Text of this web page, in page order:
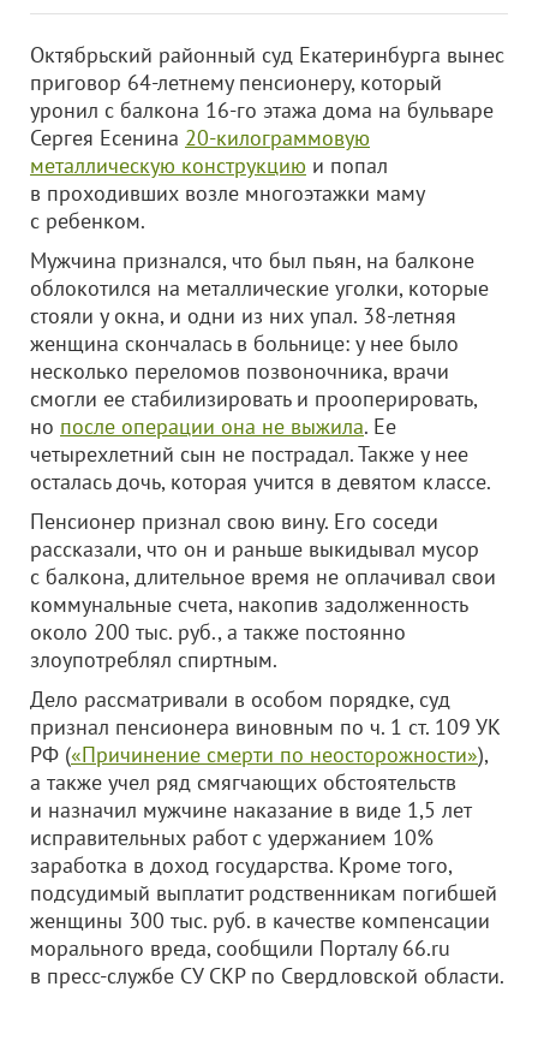
Октябрьский районный суд Екатеринбурга вынес
приговор 64-летнему пенсионеру, который
уронил с балкона 16-го этажа дома на бульваре
Сергея Есенина 20-килограммовую
металлическую конструкцию и попал
в проходивших возле многоэтажки маму
с ребенком.
Мужчина признался, что был пьян, на балконе
облокотился на металлические уголки, которые
стояли у окна, и одни из них упал. 38-летняя
женщина скончалась в больнице: у нее было
несколько переломов позвоночника, врачи
смогли ее стабилизировать и прооперировать,
но после операции она не выжила. Ее
четырехлетний сын не пострадал. Также у нее
осталась дочь, которая учится в девятом классе.
Пенсионер признал свою вину. Его соседи
рассказали, что он и раньше выкидывал мусор
с балкона, длительное время не оплачивал свои
коммунальные счета, накопив задолженность
около 200 тыс. руб., а также постоянно
злоупотреблял спиртным.
Дело рассматривали в особом порядке, суд
признал пенсионера виновным по ч. 1 ст. 109 УК
РФ («Причинение смерти по неосторожности»),
а также учел ряд смягчающих обстоятельств
и назначил мужчине наказание в виде 1,5 лет
исправительных работ с удержанием 10%
заработка в доход государства. Кроме того,
подсудимый выплатит родственникам погибшей
женщины 300 тыс. руб. в качестве компенсации
морального вреда, сообщили Порталу 66.ru
в пресс-службе СУ СКР по Свердловской области.